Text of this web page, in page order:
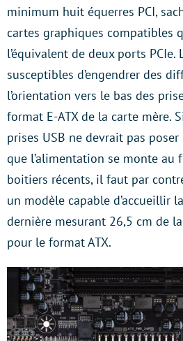
minimum huit équerres PCI,
cartes graphiques compatibles
l’équivalent de deux ports PCIe.
susceptibles d’engendrer des
l’orientation vers le bas des
format E-ATX de la carte mère.
prises USB ne devrait pas
que l’alimentation se monte au
boitiers récents, il faut par
un modèle capable d’accueillir
dernière mesurant 26,5 cm de
pour le format ATX.